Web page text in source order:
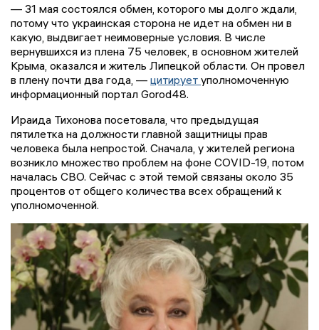
— 31 мая состоялся обмен, которого мы долго ждали,
потому что украинская сторона не идет на обмен ни в
какую, выдвигает неимоверные условия. В числе
вернувшихся из плена 75 человек, в основном жителей
Крыма, оказался и житель Липецкой области. Он провел
в плену почти два года, — цитирует уполномоченную
информационный портал Gorod48.
Ираида Тихонова посетовала, что предыдущая
пятилетка на должности главной защитницы прав
человека была непростой. Сначала, у жителей региона
возникло множество проблем на фоне COVID-19, потом
началась СВО. Сейчас с этой темой связаны около 35
процентов от общего количества всех обращений к
уполномоченной.